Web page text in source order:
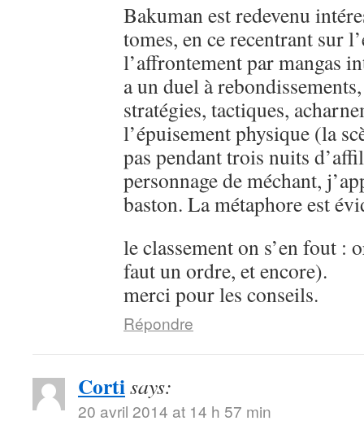
Bakuman est redevenu
tomes, en ce recentrant sur
l’affrontement par mangas
a un duel à
stratégies, tactiques,
l’épuisement physique (la
pas pendant trois nuits
personnage de méchant,
baston. La métaphore est
le classement on s’en fout :
faut un ordre, et encore).
merci pour les conseils.
Répondre
Cortisays:
20 avril 2014 at 14 h 57 min